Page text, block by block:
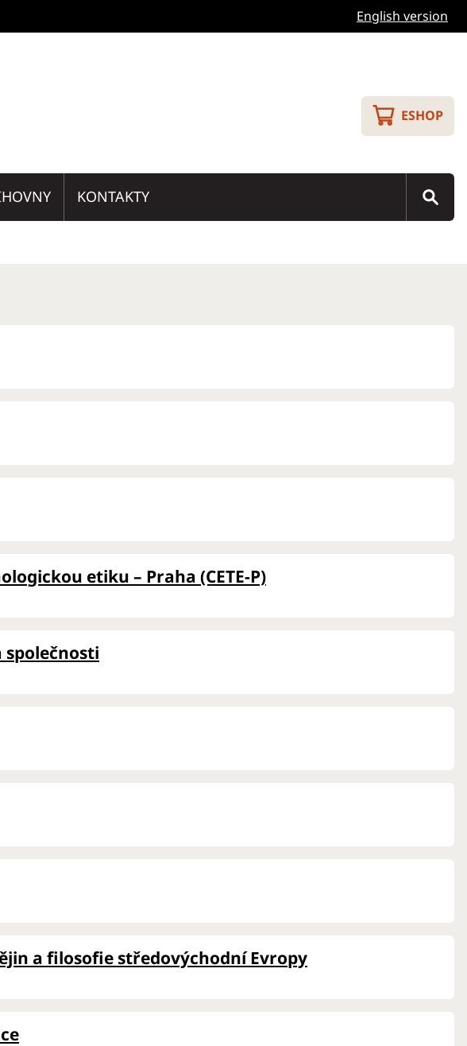
English version
ESHOP
KONTAKTY
etiku – Praha (CETE-P)
a filosofie středovýchodní Evropy